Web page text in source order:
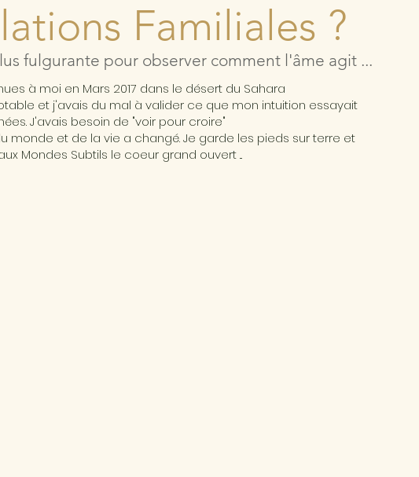
Familiales ?
fulgurante pour observer comment l'âme agit ...
à moi en Mars 2017 dans le désert du Sahara
et j'avais du mal à valider ce que mon intuition essayait
J'avais besoin de "voir pour croire"
monde et de la vie a changé. Je garde les pieds sur terre et
Mondes Subtils le coeur grand ouvert ...